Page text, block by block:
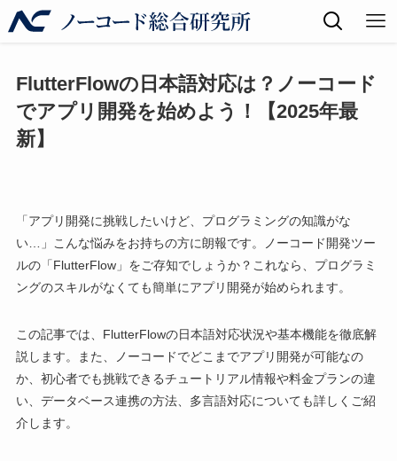
FlutterFlowの日本語対応は？ノーコード
でアプリ開発を始めよう！【2025年最
新】
「アプリ開発に挑戦したいけど、プログラミングの知識がな
い…」こんな悩みをお持ちの方に朗報です。ノーコード開発ツー
ルの「FlutterFlow」をご存知でしょうか？これなら、プログラミ
ングのスキルがなくても簡単にアプリ開発が始められます。
この記事では、FlutterFlowの日本語対応状況や基本機能を徹底解
説します。また、ノーコードでどこまでアプリ開発が可能なの
か、初心者でも挑戦できるチュートリアル情報や料金プランの違
い、データベース連携の方法、多言語対応についても詳しくご紹
介します。